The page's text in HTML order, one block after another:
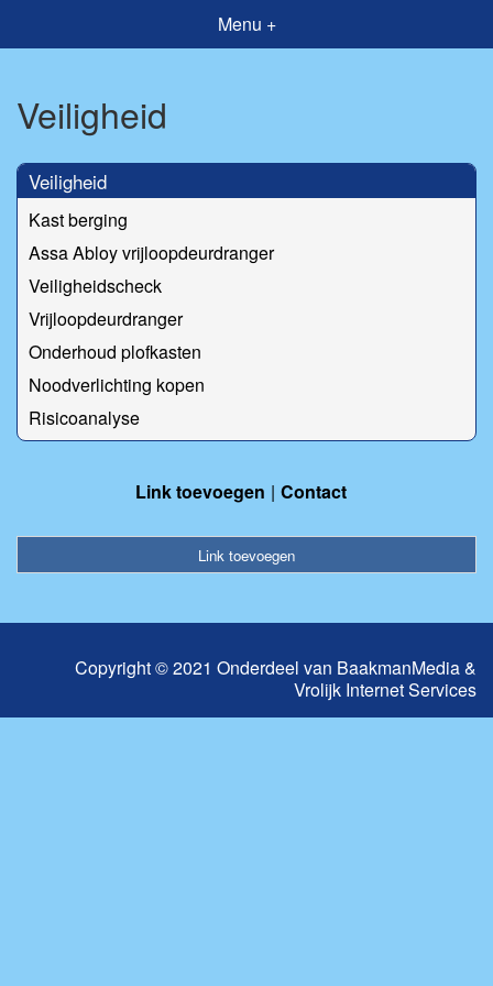
Menu +
Veiligheid
Veiligheid
Kast berging
Assa Abloy vrijloopdeurdranger
Veiligheidscheck
Vrijloopdeurdranger
Onderhoud plofkasten
Noodverlichting kopen
Risicoanalyse
Link toevoegen Contact
Link toevoegen
Copyright © 2021 Onderdeel van BaakmanMedia&
Vrolijk Internet Services